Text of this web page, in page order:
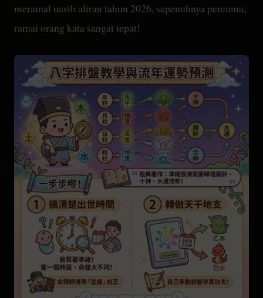
meramal nasib aliran tahun 2026, sepenuhnya percuma,
ramai orang kata sangat tepat!